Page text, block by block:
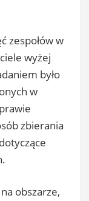
zespołów w
wyżej
było
w
zbierania
obszarze,